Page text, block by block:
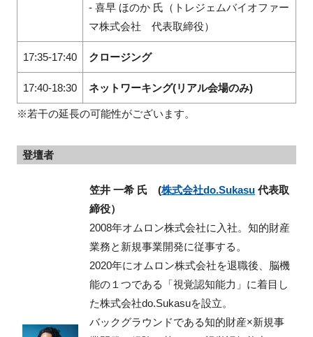
- 喜早 ほのか 氏（トレジェムバイオファー
マ株式会社 代表取締役）
17:35-17:40 クロージング
17:40-18:30 ネットワーキング(リアル会場のみ)
※若干の延長の可能性がございます。
登壇者
笠井 一希 氏 (株式会社do.Sukasu代表取
締役）
2008年オムロン株式会社に入社。知的財産
業務と新規事業開発に従事する。
2020年にオムロン株式会社を退職後、脳機
能の１つである「視覚認知能力」に着目し
た株式会社do.Sukasuを設立。
バックグラウンドである知的財産×新規事